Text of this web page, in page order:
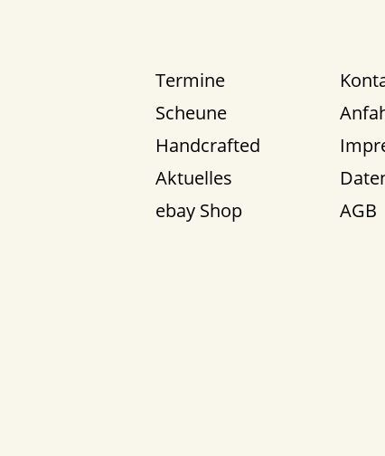
Termine
Scheune
Handcrafted
Aktuelles
ebay Shop
AGB